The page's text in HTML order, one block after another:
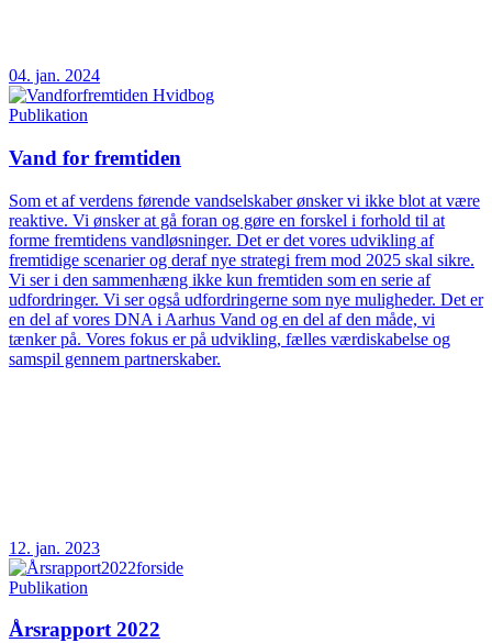
04. jan. 2024
Publikation
Vand for fremtiden
Som et af verdens førende vandselskaber ønsker vi ikke blot at være
reaktive. Vi ønsker at gå foran og gøre en forskel i forhold til at
forme fremtidens vandløsninger. Det er det vores udvikling af
fremtidige scenarier og deraf nye strategi frem mod 2025 skal sikre.
Vi ser i den sammenhæng ikke kun fremtiden som en serie af
udfordringer. Vi ser også udfordringerne som nye muligheder. Det er
en del af vores DNA i Aarhus Vand og en del af den måde, vi
tænker på. Vores fokus er på udvikling, fælles værdiskabelse og
samspil gennem partnerskaber.
12. jan. 2023
Publikation
Årsrapport 2022